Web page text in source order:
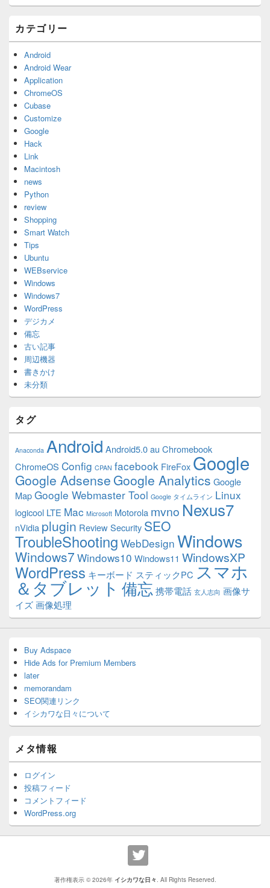
カテゴリー
Android
Android Wear
Application
ChromeOS
Cubase
Customize
Google
Hack
Link
Macintosh
news
Python
review
Shopping
Smart Watch
Tips
Ubuntu
WEBservice
Windows
Windows7
WordPress
デジカメ
備忘
古い記事
周辺機器
書きかけ
未分類
タグ
Anaconda Android Android5.0au Chromebook
ChromeOS Config CPAN facebook FireFox Google
Google Adsense Google Analytics Google
MapGoogle Webmaster Tool Google タイムライン Linux
logicool LTE Mac Microsoft Motorola mvno Nexus7
nVidia plugin ReviewSecurity SEO
TroubleShooting WebDesign Windows
Windows7 Windows10 Windows11 WindowsXP
WordPress キーボード スティックPC スマホ
＆タブレット 備忘 携帯電話 玄人志向 画像サ
イズ画像処理
Buy Adspace
Hide Ads for Premium Members
later
memorandam
SEO関連リンク
イシカワな日々について
メタ情報
ログイン
投稿フィード
コメントフィード
WordPress.org
著作権表示 © 2026年 イシカワな日々. All Rights Reserved.